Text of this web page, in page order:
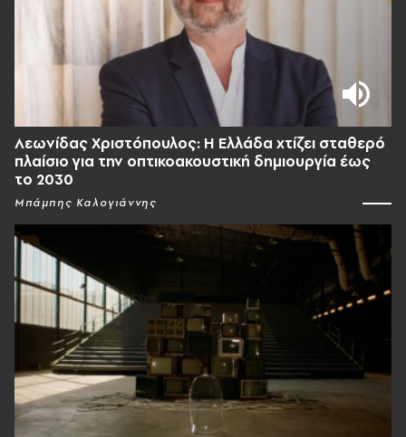
Λεωνίδας Χριστόπουλος: Η Ελλάδα χτίζει σταθερό
πλαίσιο για την οπτικοακουστική δημιουργία έως
το 2030
Μπάμπης Καλογιάννης